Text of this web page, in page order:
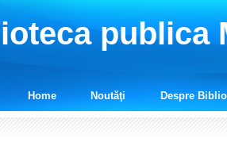
publica
Home Noutăţi Despre